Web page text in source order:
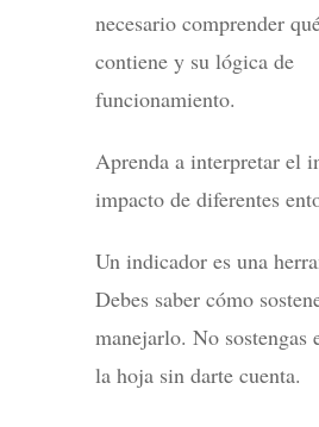
necesario comprender
contiene y su lógica de
funcionamiento.
Aprenda a interpretar el
impacto de diferentes
Un indicador es una
Debes saber cómo
manejarlo. No
la hoja sin darte cuenta.